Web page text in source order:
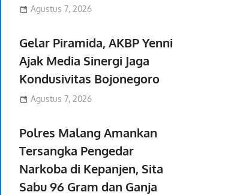
Agustus 7, 2026
Gelar Piramida, AKBP Yenni
Ajak Media Sinergi Jaga
Kondusivitas Bojonegoro
Agustus 7, 2026
Polres Malang Amankan
Tersangka Pengedar
Narkoba di Kepanjen, Sita
Sabu 96 Gram dan Ganja